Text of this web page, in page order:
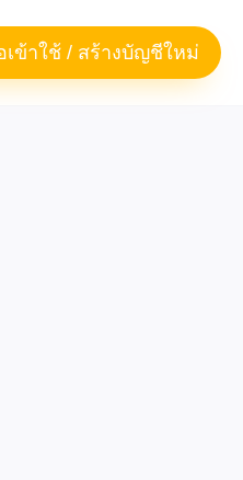
เข้าใช้ / สร้างบัญชีใหม่